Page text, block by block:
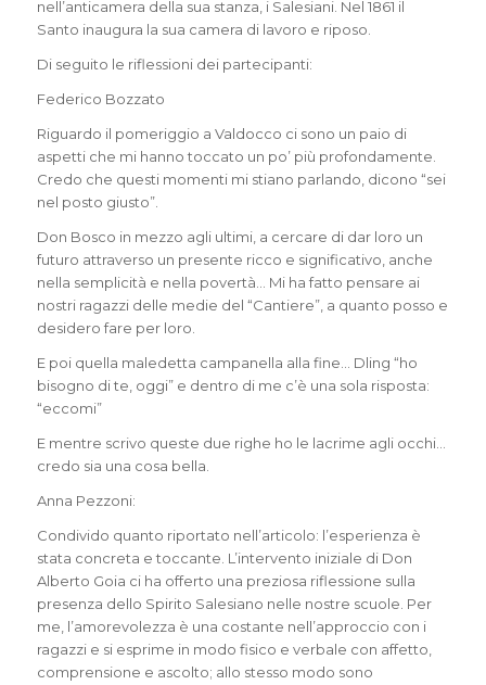
nell’anticamera della sua stanza, i Salesiani. Nel 1861 il
Santo inaugura la sua camera di lavoro e riposo.
Di seguito le riflessioni dei partecipanti:
Federico Bozzato
Riguardo il pomeriggio a Valdocco ci sono un paio di
aspetti che mi hanno toccato un po’ più profondamente.
Credo che questi momenti mi stiano parlando, dicono “sei
nel posto giusto”.
Don Bosco in mezzo agli ultimi, a cercare di dar loro un
futuro attraverso un presente ricco e significativo, anche
nella semplicità e nella povertà… Mi ha fatto pensare ai
nostri ragazzi delle medie del “Cantiere”, a quanto posso e
desidero fare per loro.
E poi quella maledetta campanella alla fine… Dling “ho
bisogno di te, oggi” e dentro di me c’è una sola risposta:
“eccomi”
E mentre scrivo queste due righe ho le lacrime agli occhi…
credo sia una cosa bella.
Anna Pezzoni:
Condivido quanto riportato nell’articolo: l’esperienza è
stata concreta e toccante. L’intervento iniziale di Don
Alberto Goia ci ha offerto una preziosa riflessione sulla
presenza dello Spirito Salesiano nelle nostre scuole. Per
me, l’amorevolezza è una costante nell’approccio con i
ragazzi e si esprime in modo fisico e verbale con affetto,
comprensione e ascolto; allo stesso modo sono